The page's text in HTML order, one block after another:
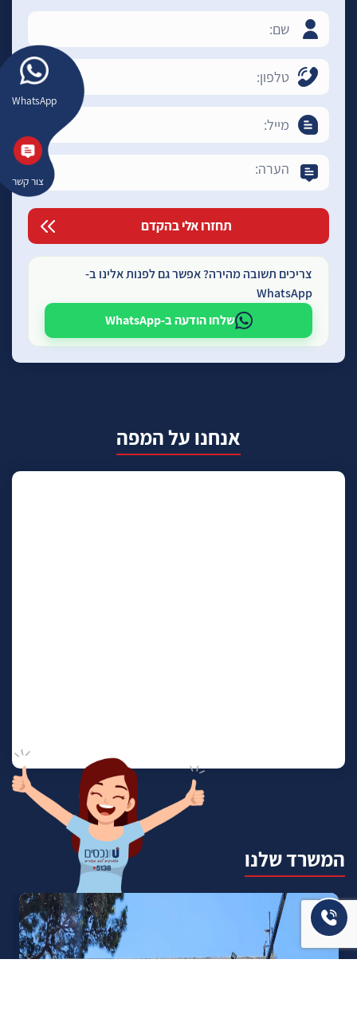
WhatsApp
צור קשר
צריכים תשובה מהירה? אפשר גם לפנות אלינו ב-
WhatsApp
שלחו הודעה ב-WhatsApp
אנחנו על המפה
המשרד שלנו